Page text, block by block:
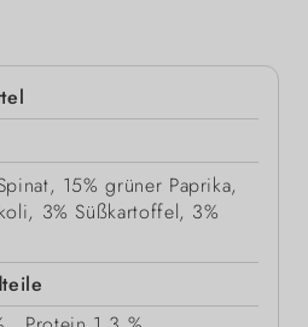
15% grüner Paprika,
3% Süßkartoffel, 3%